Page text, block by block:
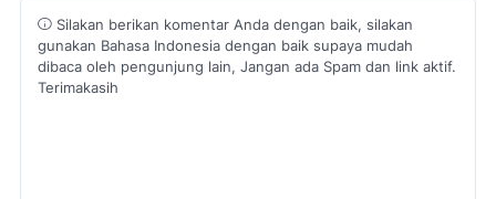
Silakan berikan komentar Anda dengan baik, silakan
gunakan Bahasa Indonesia dengan baik supaya mudah
dibaca oleh pengunjung lain, Jangan ada Spam dan link aktif.
Terimakasih